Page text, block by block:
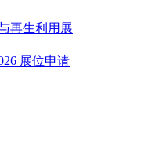
再生利用展
展位申请